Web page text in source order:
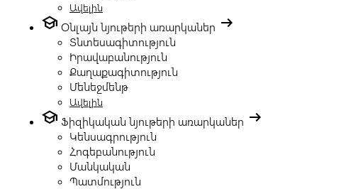
Ավելին
school Օնլայն նյութերի առարկաներ arrow_right_alt
Տնտեսագիտություն
Իրավաբանություն
Քաղաքագիտություն
Մենեջմենթ
Ավելին
school Ֆիզիկական նյութերի առարկաներ arrow_right_alt
Կենսագրություն
Հոգեբանություն
Մանկական
Պատմություն